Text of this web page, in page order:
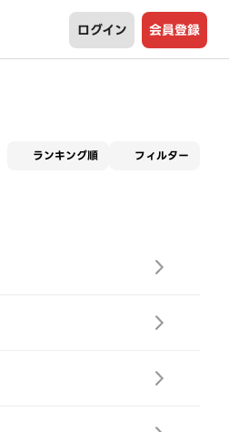
ログイン 会員登録
ランキング順 フィルター